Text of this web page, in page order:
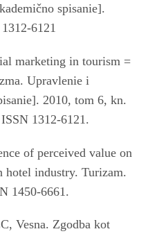
spisanie].
6121
marketing in tourism =
Upravlenie i
2010, tom 6, kn.
1312-6121.
of perceived value on
hotel industry. Turizam.
1450-6661.
Vesna. Zgodba kot